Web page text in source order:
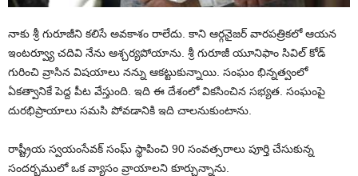
నాకు శ్రీ గురూజీని కలిసే అవకాశం రాలేదు. కాని ఆర్గనైజర్‌ వారపత్రికలో ఆయన
ఇంటర్వ్యూ చదివి నేను ఆశ్చర్యపోయాను. శ్రీ గురూజీ యూనిఫాం సివిల్‌ కోడ్‌
గురించి వ్రాసిన విషయాలు నన్ను ఆకట్టుకున్నాయి. సంఘం భిన్నత్వంలో
ఏకత్వానికే పెద్ద పీట వేస్తుంది. ఇది ఈ దేశంలో వికసించిన సభ్యత. సంఘంపై
దురభిప్రాయాలు సమసి పోవడానికి ఇది చాలనుకుంటాను.
రాష్ట్రీయ స్వయంసేవక్‌ సంఘ్‌ స్థాపించి 90 సంవత్సరాలు పూర్తి చేసుకున్న
సందర్భములో ఒక వ్యాసం వ్రాయాలని కూర్చున్నాను.